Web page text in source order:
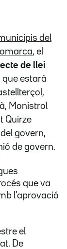
del
, el
de llei
que estarà
Monistrol
Quirze
govern,
de govern.
que va
l'aprovació
el
De